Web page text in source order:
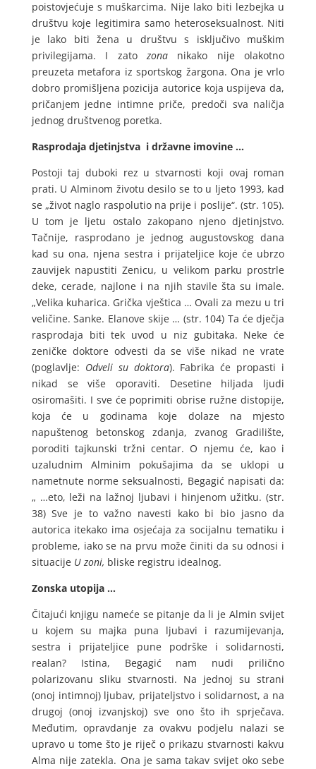
poistovjećuje s muškarcima. Nije lako biti lezbejka u
društvu koje legitimira samo heteroseksualnost. Niti
je lako biti žena u društvu s isključivo muškim
privilegijama. I zato zona nikako nije olakotno
preuzeta metafora iz sportskog žargona. Ona je vrlo
dobro promišljena pozicija autorice koja uspijeva da,
pričanjem jedne intimne priče, predoči sva naličja
jednog društvenog poretka.
Rasprodaja djetinjstva i državne imovine …
Postoji taj duboki rez u stvarnosti koji ovaj roman
prati. U Alminom životu desilo se to u ljeto 1993, kad
se „život naglo raspolutio na prije i poslije“. (str. 105).
U tom je ljetu ostalo zakopano njeno djetinjstvo.
Tačnije, rasprodano je jednog augustovskog dana
kad su ona, njena sestra i prijateljice koje će ubrzo
zauvijek napustiti Zenicu, u velikom parku prostrle
deke, cerade, najlone i na njih stavile šta su imale.
„Velika kuharica. Grička vještica … Ovali za mezu u tri
veličine. Sanke. Elanove skije … (str. 104) Ta će dječja
rasprodaja biti tek uvod u niz gubitaka. Neke će
zeničke doktore odvesti da se više nikad ne vrate
(poglavlje: Odveli su doktora). Fabrika će propasti i
nikad se više oporaviti. Desetine hiljada ljudi
osiromašiti. I sve će poprimiti obrise ružne distopije,
koja će u godinama koje dolaze na mjesto
napuštenog betonskog zdanja, zvanog Gradilište,
poroditi tajkunski tržni centar. O njemu će, kao i
uzaludnim Alminim pokušajima da se uklopi u
nametnute norme seksualnosti, Begagić napisati da:
„ …eto, leži na lažnoj ljubavi i hinjenom užitku. (str.
38) Sve je to važno navesti kako bi bio jasno da
autorica itekako ima osjećaja za socijalnu tematiku i
probleme, iako se na prvu može činiti da su odnosi i
situacije U zoni, bliske registru idealnog.
Zonska utopija …
Čitajući knjigu nameće se pitanje da li je Almin svijet
u kojem su majka puna ljubavi i razumijevanja,
sestra i prijateljice pune podrške i solidarnosti,
realan? Istina, Begagić nam nudi prilično
polarizovanu sliku stvarnosti. Na jednoj su strani
(onoj intimnoj) ljubav, prijateljstvo i solidarnost, a na
drugoj (onoj izvanjskoj) sve ono što ih sprječava.
Međutim, opravdanje za ovakvu podjelu nalazi se
upravo u tome što je riječ o prikazu stvarnosti kakvu
Alma nije zatekla. Ona je sama takav svijet oko sebe